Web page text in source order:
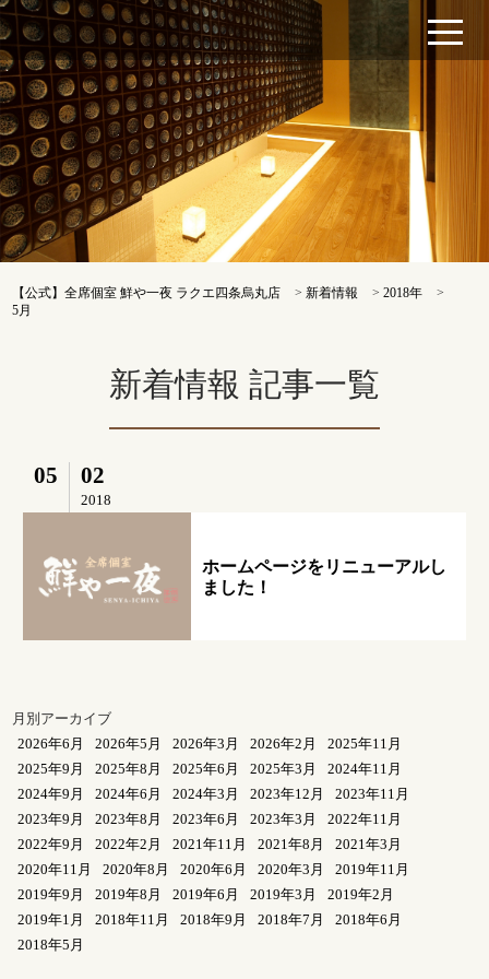
【公式】全席個室 鮮や一夜 ラクエ四条烏丸店 >新着情報 >2018年
>
5月
新着情報 記事一覧
05 02
2018
ホームページをリニューアルし
ました！
月別アーカイブ
2026年6月
2026年5月 2026年3月 2026年2月
2025年11月
2025年9月
2025年8月 2025年6月 2025年3月
2024年11月
2024年9月
2024年6月 2024年3月 2023年12月
2023年11月
2023年9月
2023年8月 2023年6月 2023年3月
2022年11月
2022年9月
2022年2月 2021年11月 2021年8月
2021年3月
2020年11月
2020年8月 2020年6月 2020年3月
2019年11月
2019年9月
2019年8月 2019年6月 2019年3月
2019年2月
2019年1月
2018年11月 2018年9月 2018年7月
2018年6月
2018年5月